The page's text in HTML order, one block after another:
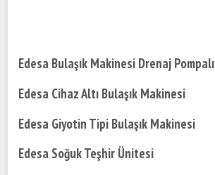
Edesa Bulaşık Makinesi Drenaj Pompalı
Edesa Cihaz Altı Bulaşık Makinesi
Edesa Giyotin Tipi Bulaşık Makinesi
Edesa Soğuk Teşhir Ünitesi